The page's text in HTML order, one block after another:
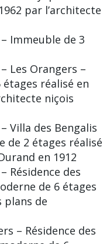
par l’architecte
Immeuble de 3
Les Orangers –
réalisé en
niçois
Villa des Bengalis
de 2 étages réalisé
en 1912
Résidence des
de 6 étages
plans de
– Résidence des